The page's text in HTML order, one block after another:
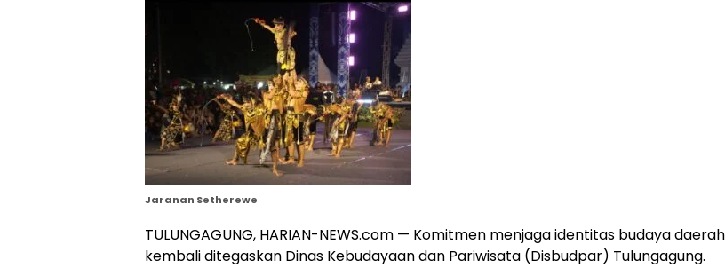
Jaranan Setherewe
TULUNGAGUNG, HARIAN-NEWS.com — Komitmen menjaga identitas budaya daerah
kembali ditegaskan Dinas Kebudayaan dan Pariwisata (Disbudpar) Tulungagung.